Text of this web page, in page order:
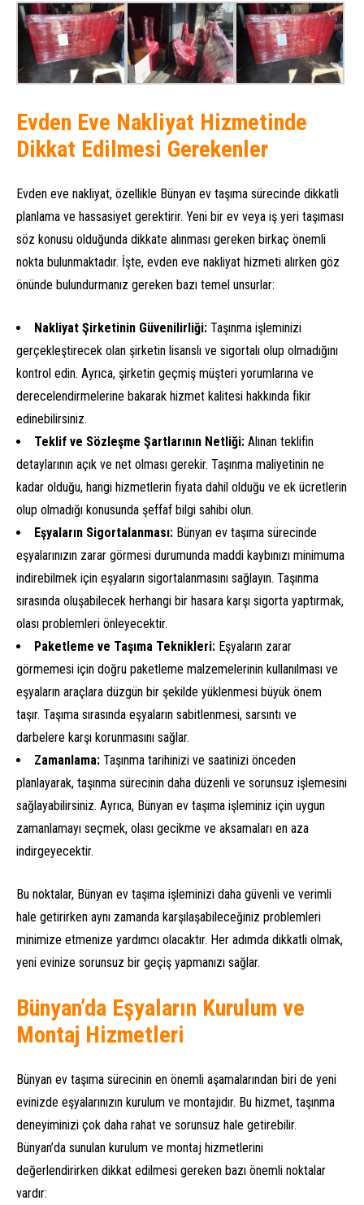
Evden Eve Nakliyat Hizmetinde
Dikkat Edilmesi Gerekenler
Evden eve nakliyat, özellikle Bünyan ev taşıma sürecinde dikkatli
planlama ve hassasiyet gerektirir. Yeni bir ev veya iş yeri taşıması
söz konusu olduğunda dikkate alınması gereken birkaç önemli
nokta bulunmaktadır. İşte, evden eve nakliyat hizmeti alırken göz
önünde bulundurmanız gereken bazı temel unsurlar:
Nakliyat Şirketinin Güvenilirliği: Taşınma işleminizi
gerçekleştirecek olan şirketin lisanslı ve sigortalı olup olmadığını
kontrol edin. Ayrıca, şirketin geçmiş müşteri yorumlarına ve
derecelendirmelerine bakarak hizmet kalitesi hakkında fikir
edinebilirsiniz.
Teklif ve Sözleşme Şartlarının Netliği: Alınan teklifin
detaylarının açık ve net olması gerekir. Taşınma maliyetinin ne
kadar olduğu, hangi hizmetlerin fiyata dahil olduğu ve ek ücretlerin
olup olmadığı konusunda şeffaf bilgi sahibi olun.
Eşyaların Sigortalanması: Bünyan ev taşıma sürecinde
eşyalarınızın zarar görmesi durumunda maddi kaybınızı minimuma
indirebilmek için eşyaların sigortalanmasını sağlayın. Taşınma
sırasında oluşabilecek herhangi bir hasara karşı sigorta yaptırmak,
olası problemleri önleyecektir.
Paketleme ve Taşıma Teknikleri: Eşyaların zarar
görmemesi için doğru paketleme malzemelerinin kullanılması ve
eşyaların araçlara düzgün bir şekilde yüklenmesi büyük önem
taşır. Taşıma sırasında eşyaların sabitlenmesi, sarsıntı ve
darbelere karşı korunmasını sağlar.
Zamanlama: Taşınma tarihinizi ve saatinizi önceden
planlayarak, taşınma sürecinin daha düzenli ve sorunsuz işlemesini
sağlayabilirsiniz. Ayrıca, Bünyan ev taşıma işleminiz için uygun
zamanlamayı seçmek, olası gecikme ve aksamaları en aza
indirgeyecektir.
Bu noktalar, Bünyan ev taşıma işleminizi daha güvenli ve verimli
hale getirirken aynı zamanda karşılaşabileceğiniz problemleri
minimize etmenize yardımcı olacaktır. Her adımda dikkatli olmak,
yeni evinize sorunsuz bir geçiş yapmanızı sağlar.
Bünyan’da Eşyaların Kurulum ve
Montaj Hizmetleri
Bünyan ev taşıma sürecinin en önemli aşamalarından biri de yeni
evinizde eşyalarınızın kurulum ve montajıdır. Bu hizmet, taşınma
deneyiminizi çok daha rahat ve sorunsuz hale getirebilir.
Bünyan’da sunulan kurulum ve montaj hizmetlerini
değerlendirirken dikkat edilmesi gereken bazı önemli noktalar
vardır: